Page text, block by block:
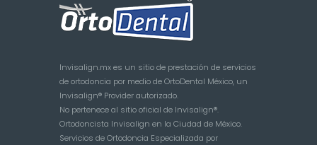
Invisalign.mx es un sitio de prestación de servicios
de ortodoncia por medio de OrtoDental México, un
Invisalign® Provider autorizado.
No pertenece al sitio oficial de Invisalign®.
Ortodoncista Invisalign en la Ciudad de México.
Servicios de Ortodoncia Especializada por